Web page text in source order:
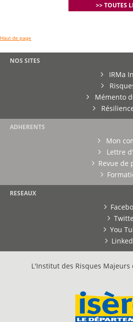
>> TOUTES
Haut de page
NOS SITES
IRMa
Mémento
ADHERENTS
Mon
Lettre
Revue de
RESEAUX
You
L'Institut des Risques Majeurs